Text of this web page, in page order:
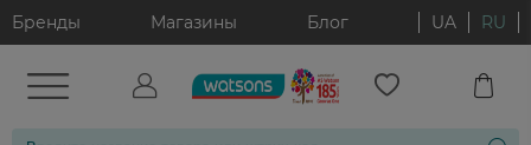
Бренды Магазины Блог UA RU